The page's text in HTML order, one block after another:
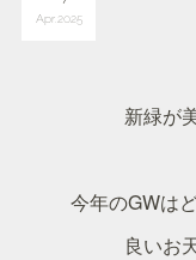
Apr 2025
新緑が
今年のGWは
良いお